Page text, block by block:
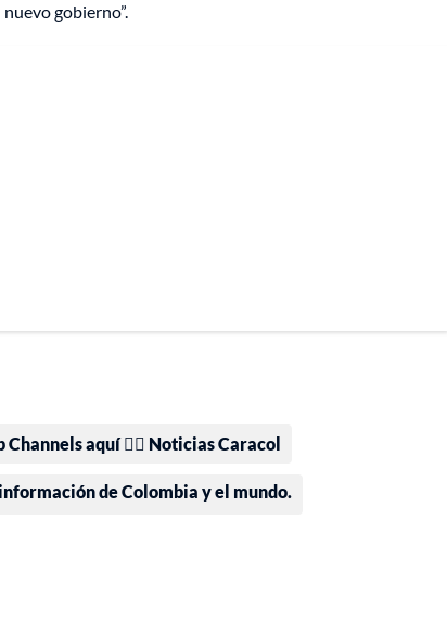
gobierno”.
aquí 👉🏻 Noticias Caracol
de Colombia y el mundo.